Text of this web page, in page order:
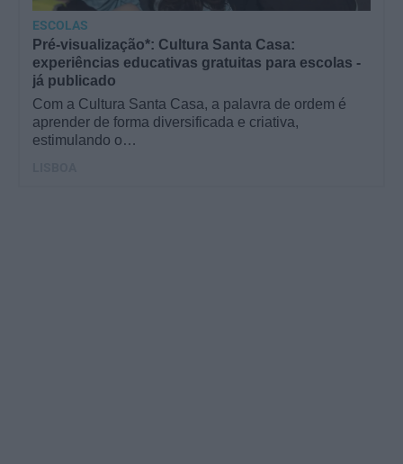
Pré-visualização*: Cultura Santa Casa:
experiências educativas gratuitas para escolas -
já publicado
Com a Cultura Santa Casa, a palavra de ordem é
aprender de forma diversificada e criativa,
estimulando o…
ESCOLAS